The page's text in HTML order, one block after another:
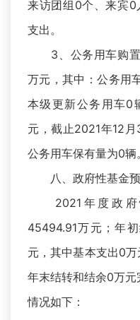
来访团组0个、来宾
支出。
3、公务用车购置
万元，其中：公务用
本级更新公务用车0
元，截止2021年12
公务用车保有量为0辆。
八、政府性基金预
2021年度政府
45494.91万元；年
元，其中基本支出0
年末结转和结余0万
情况如下：